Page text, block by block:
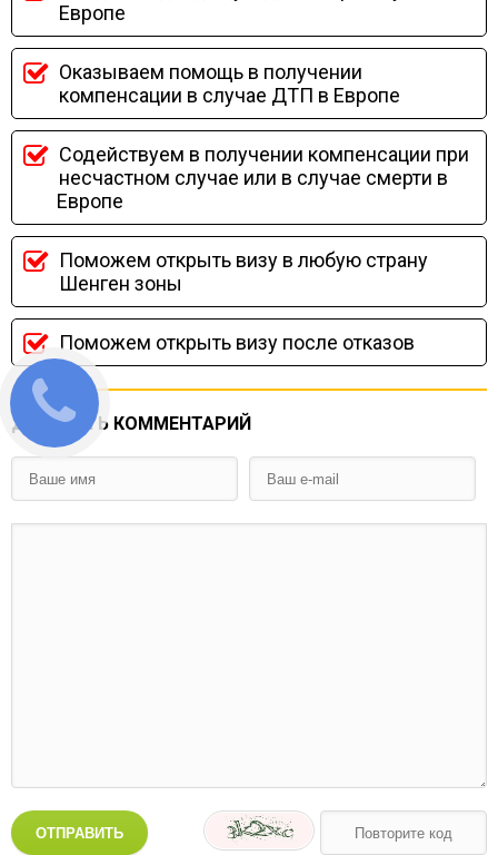
Европе
Оказываем помощь в получении
компенсации в случае ДТП в Европе
Содействуем в получении компенсации при
несчастном случае или в случае смерти в
Европе
Поможем открыть визу в любую страну
Шенген зоны
Поможем открыть визу после отказов
ДОБАВИТЬ КОММЕНТАРИЙ
ОТПРАВИТЬ